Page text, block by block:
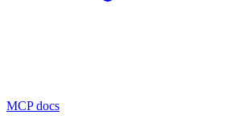
MCP docs